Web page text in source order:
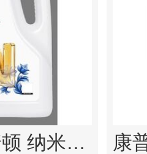
copton/康普顿 纳米陶瓷NANO 金盾欧系 1L/4L 5Ｗ-30 SP C2/C3